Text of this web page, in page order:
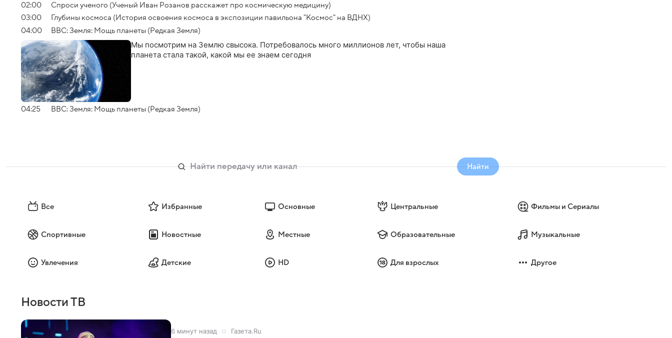
02:00
Спроси ученого (Ученый Иван Розанов расскажет про космическую медицину)
03:00
Глубины космоса (История освоения космоса в экспозиции павильона "Космос" на ВДНХ)
04:00
BBC: Земля: Мощь планеты (Редкая Земля)
Мы посмотрим на Землю свысока. Потребовалось много миллионов лет, чтобы наша
планета стала такой, какой мы ее знаем сегодня
04:25 BBC: Земля: Мощь планеты (Редкая Земля)
Найти
Все Избранные Основные Центральные Фильмы и Сериалы
Спортивные Новостные Местные Образовательные Музыкальные
Увлечения Детские HD Для взрослых Другое
Новости ТВ
6 минут назад Газета.Ru